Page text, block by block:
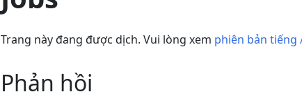
Trang này đang được dịch. Vui lòng xem phiên bản tiếng
Phản hồi